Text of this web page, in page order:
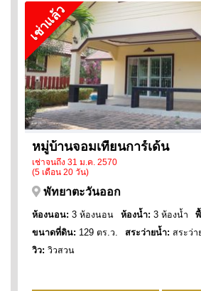
เช่าแล้ว
หมู่บ้านจอมเทียนการ์เด้น
เช่าจนถึง 31 ม.ค. 2570
(5 เดือน 20 วัน)
พัทยาตะวันออก
ห้องนอน: 3 ห้องนอน ห้องน้ำ: 3 ห้องน้ำ
ขนาดที่ดิน: 129 ตร.ว. สระว่ายน้ำ: สระว่
วิว: วิวสวน